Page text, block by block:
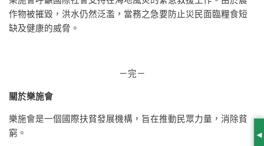
作物被摧毀，洪水仍然泛濫，當務之急要防止災民面臨糧食短
缺及健康的威脅。
－完－
關於樂施會
樂施會是一個國際扶貧發展機構，旨在推動民眾力量，消除貧
窮。